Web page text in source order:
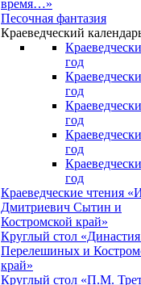
время…»
Песочная фантазия
Краеведческий
год
год
год
год
год
Краеведческие чтения
Дмитриевич Сытин и
Костромской край»
Круглый стол
Перелешиных и
край»
Круглый стол «П.М.